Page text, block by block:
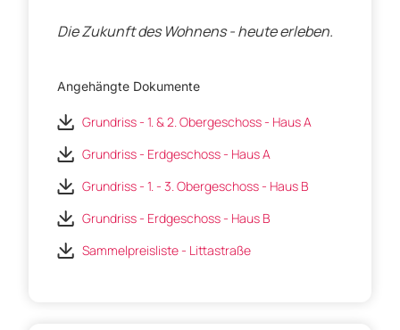
Die Zukunft des Wohnens - heute erleben.
Angehängte Dokumente
Grundriss - 1. & 2. Obergeschoss - Haus A
Grundriss - Erdgeschoss - Haus A
Grundriss - 1. - 3. Obergeschoss - Haus B
Grundriss - Erdgeschoss - Haus B
Sammelpreisliste - Littastraße